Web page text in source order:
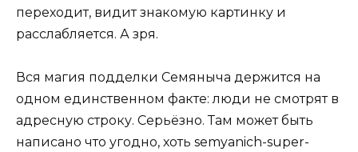
переходит, видит знакомую картинку и
расслабляется. А зря.
Вся магия подделки Семяныча держится на
одном единственном факте: люди не смотрят в
адресную строку. Серьёзно. Там может быть
написано что угодно, хоть semyanich-super-